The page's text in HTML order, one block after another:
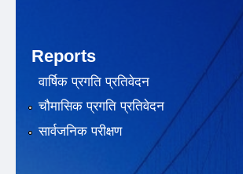
Reports
वार्षिक प्रगति प्रतिवेदन
चौमासिक प्रगति प्रतिवेदन
सार्वजनिक परीक्षण